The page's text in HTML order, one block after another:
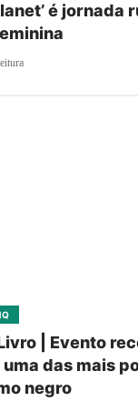
é jornada
| Evento
uma das mais
negro